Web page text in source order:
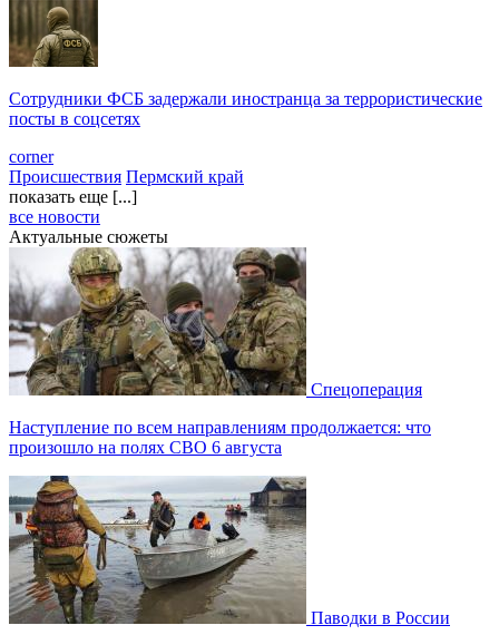
Сотрудники ФСБ задержали иностранца за террористические
посты в соцсетях
corner
Происшествия Пермский край
показать еще [...]
все новости
Актуальные сюжеты
Спецоперация
Наступление по всем направлениям продолжается: что
произошло на полях СВО 6 августа
Паводки в России